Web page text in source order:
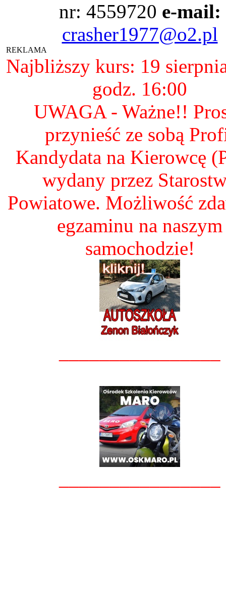
nr: 4559720 e-mail:
crasher1977@o2.pl
REKLAMA
Najbliższy kurs: 19
godz. 16:00
UWAGA - Ważne!!
przynieść ze sobą
Kandydata na Kierowcę
wydany przez
Powiatowe. Możliwość
egzaminu na naszym
samochodzie!